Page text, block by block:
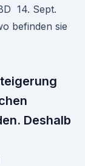
14. Sept.
befinden sie
Deshalb